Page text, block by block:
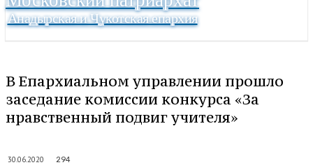
Анадырская и Чукотская епархия
В Епархиальном управлении прошло
заседание комиссии конкурса «За
нравственный подвиг учителя»
30.06.2020 294